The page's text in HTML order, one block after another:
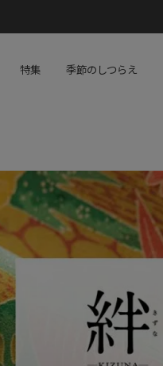
特集 季節のしつらえ